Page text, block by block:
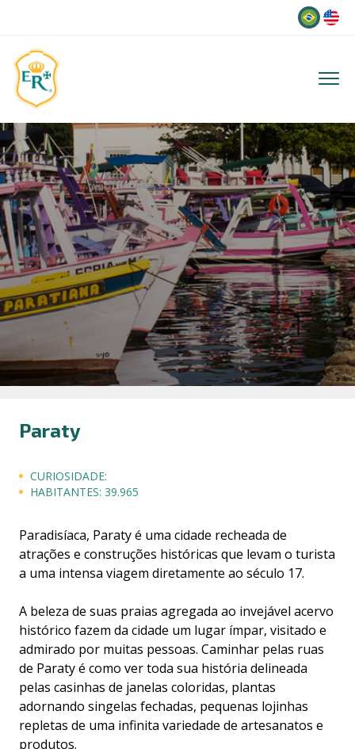
Paraty
CURIOSIDADE:
HABITANTES: 39.965
Paradisíaca, Paraty é uma cidade recheada de
atrações e construções históricas que levam o turista
a uma intensa viagem diretamente ao século 17.
A beleza de suas praias agregada ao invejável acervo
histórico fazem da cidade um lugar ímpar, visitado e
admirado por muitas pessoas. Caminhar pelas ruas
de Paraty é como ver toda sua história delineada
pelas casinhas de janelas coloridas, plantas
adornando singelas fechadas, pequenas lojinhas
repletas de uma infinita variedade de artesanatos e
produtos.